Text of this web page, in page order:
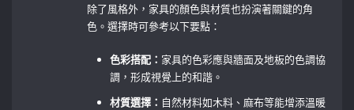
除了風格外，家具的顏色與材質也扮演著關鍵的角
色。選擇時可參考以下要點：
色彩搭配： 家具的色彩應與牆面及地板的色調協
調，形成視覺上的和諧。
材質選擇： 自然材料如木料、麻布等能增添溫暖